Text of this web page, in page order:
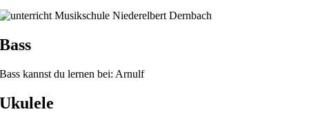
Bass
Bass kannst du lernen bei: Arnulf
Ukulele